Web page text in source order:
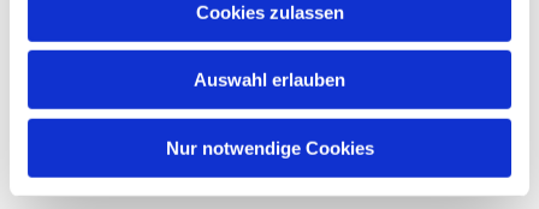
Cookies zulassen
Auswahl erlauben
Nur notwendige Cookies